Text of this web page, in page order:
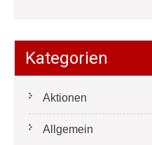
Kategorien
Aktionen
Allgemein